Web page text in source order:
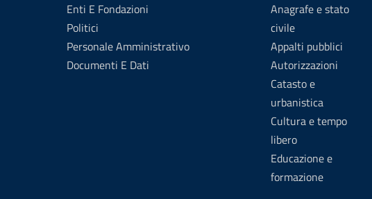
Enti E Fondazioni
Politici
Personale Amministrativo
Documenti E Dati
Anagrafe e stato
civile
Appalti pubblici
Autorizzazioni
Catasto e
urbanistica
Cultura e tempo
libero
Educazione e
formazione